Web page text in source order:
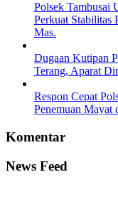
Polsek Tambusai
Perkuat Stabilitas
Mas.
Dugaan Kutipan
Terang, Aparat
Respon Cepat
Penemuan
Komentar
News Feed